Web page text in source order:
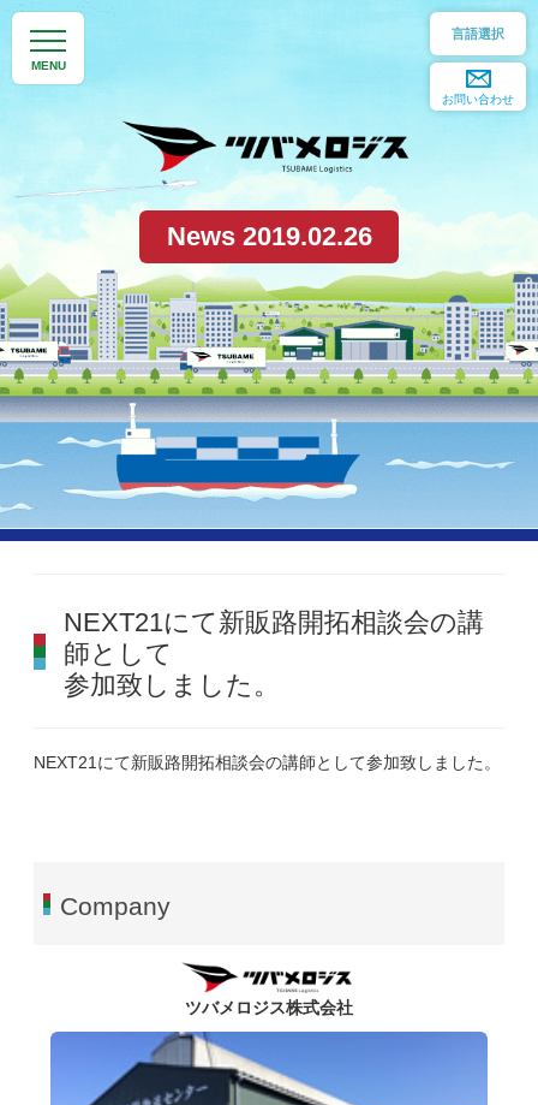
News 2019.02.26
日本語
お問い合わせ
NEXT21にて新販路開拓相談会の講
師として
参加致しました。
NEXT21にて新販路開拓相談会の講師として参加致しました。
Company
ツバメロジス株式会社